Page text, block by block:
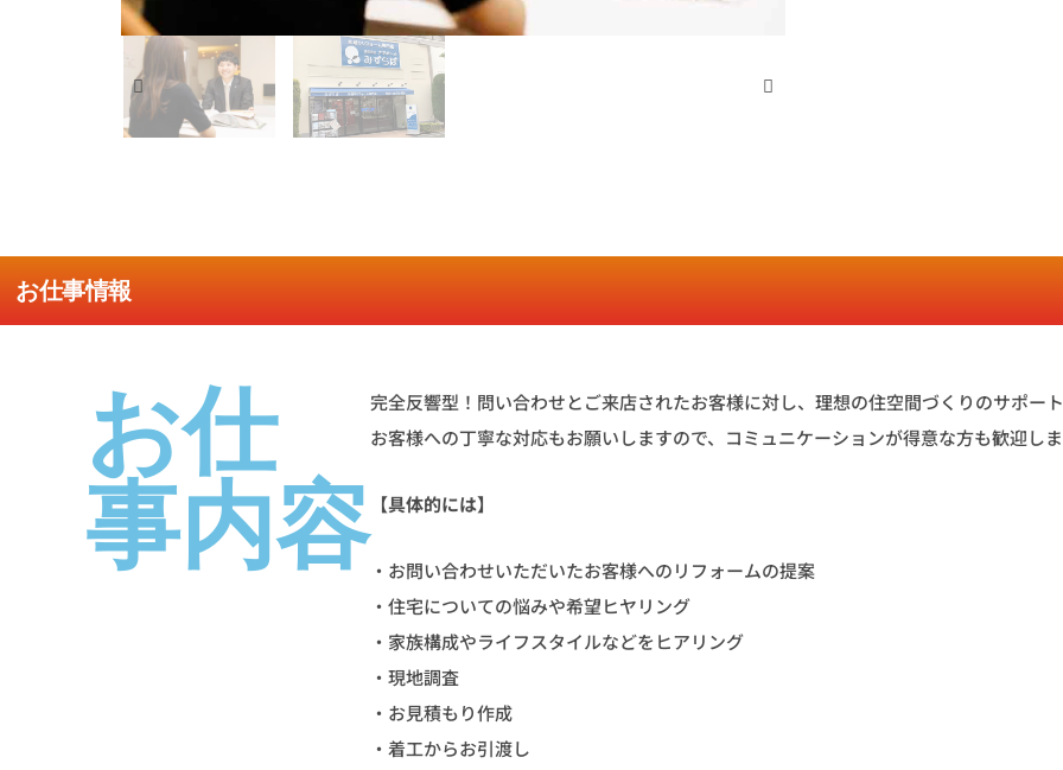
お仕事情報
お仕
事内容
完全反響型！問い合わせとご来店されたお客様に対し、理想の住空間づくりのサポー
お客様への丁寧な対応もお願いしますので、コミュニケーションが得意な方も歓迎し
【具体的には】
・お問い合わせいただいたお客様へのリフォームの提案
・住宅についての悩みや希望ヒヤリング
・家族構成やライフスタイルなどをヒアリング
・現地調査
・お見積もり作成
・着工からお引渡し